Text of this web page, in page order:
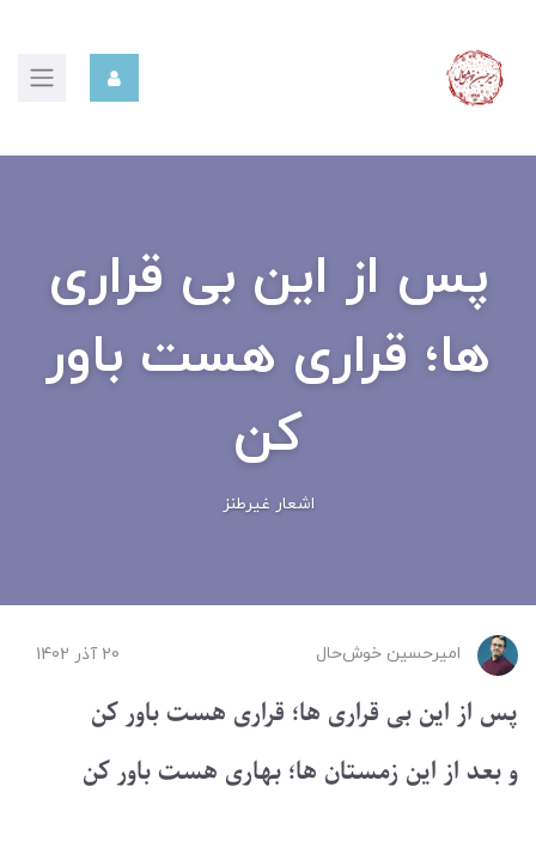
پس از این بی قراری
ها؛ قراری هست باور
کن
اشعار غیرطنز
امیرحسین ‌خوش‌حال 20 آذر 1402
پس از این بی قراری ها؛ قراری هست باور کن
و بعد از این زمستان ها؛ بهاری هست باور کن